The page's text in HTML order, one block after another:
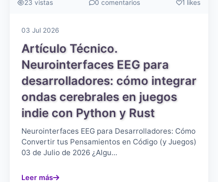
23 vistas 0 comentarios 1 likes
03 Jul 2026
Artículo Técnico.
Neurointerfaces EEG para
desarrolladores: cómo integrar
ondas cerebrales en juegos
indie con Python y Rust
Neurointerfaces EEG para Desarrolladores: Cómo
Convertir tus Pensamientos en Código (y Juegos)
03 de Julio de 2026 ¿Algu...
Leer más